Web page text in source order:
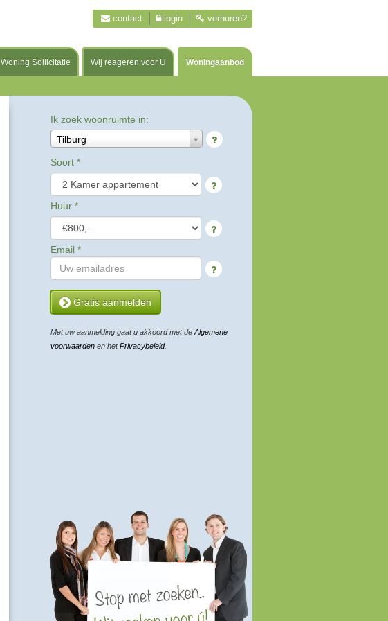
Woning Sollicitatie Wij reageren voor U Woningaanbod
contact login verhuren?
Ik zoek woonruimte in:
Tilburg
Soort *
Huur *
Email *
Gratis aanmelden
Met uw aanmelding gaat u akkoord met de Algemene
voorwaarden en hetPrivacybeleid.